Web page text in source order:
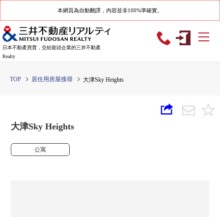
本網頁為自動翻譯，內容並非100%準確實。
日本不動產買賣，交給龍頭企業的三井不動產
Realty
TOP 居住用房屋搜尋 大津Sky Heights
大津Sky Heights
公寓